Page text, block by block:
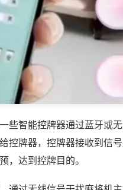
些智能控牌器通过蓝牙或
控牌器，控牌器接收到信
，达到控牌目的。